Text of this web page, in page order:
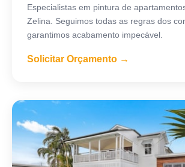
Especialistas em pintura de
Zelina. Seguimos todas as regras dos
garantimos acabamento impecável.
Solicitar Orçamento →